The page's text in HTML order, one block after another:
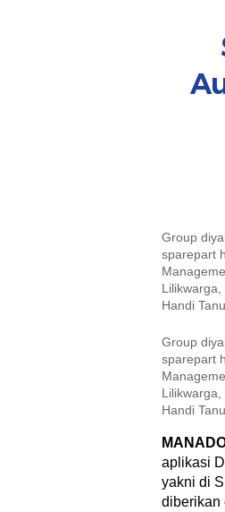
Group
sparepart
Handi
Group
sparepart
Handi
aplikasi
yakni di
diberikan